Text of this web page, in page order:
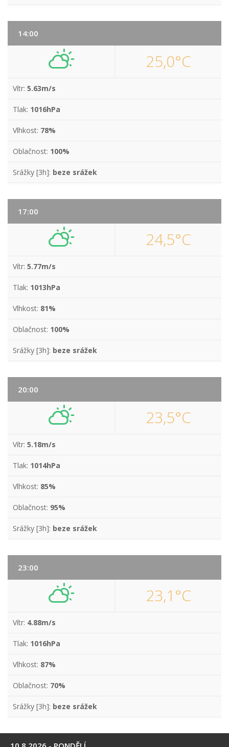
14:00
25,0°C
Vítr: 5.63m/s
Tlak: 1016hPa
Vlhkost: 78%
Oblačnost: 100%
Srážky [3h]: beze srážek
17:00
24,5°C
Vítr: 5.77m/s
Tlak: 1013hPa
Vlhkost: 81%
Oblačnost: 100%
Srážky [3h]: beze srážek
20:00
23,5°C
Vítr: 5.18m/s
Tlak: 1014hPa
Vlhkost: 85%
Oblačnost: 95%
Srážky [3h]: beze srážek
23:00
23,1°C
Vítr: 4.88m/s
Tlak: 1016hPa
Vlhkost: 87%
Oblačnost: 70%
Srážky [3h]: beze srážek